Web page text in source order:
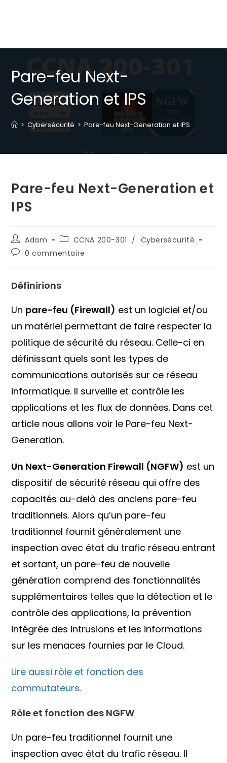
Pare-feu Next-
Generation et IPS
> Cybersécurité > Pare-feu Next-Generation et IPS
Pare-feu Next-Generation et
IPS
Auteur/autrice
de
la
Adam
Post
category:
CCNA 200-301 / Cybersécurité
Commentaires
publication :
0 commentaire
Définirions
Un pare-feu (Firewall) est un logiciel et/ou
un matériel permettant de faire respecter la
politique de sécurité du réseau. Celle-ci en
définissant quels sont les types de
communications autorisés sur ce réseau
informatique. Il surveille et contrôle les
applications et les flux de données. Dans cet
article nous allons voir le Pare-feu Next-
Generation.
Un Next-Generation Firewall (NGFW) est un
dispositif de sécurité réseau qui offre des
capacités au-delà des anciens pare-feu
traditionnels. Alors qu’un pare-feu
traditionnel fournit généralement une
inspection avec état du trafic réseau entrant
et sortant, un pare-feu de nouvelle
génération comprend des fonctionnalités
supplémentaires telles que la détection et le
contrôle des applications, la prévention
intégrée des intrusions et les informations
sur les menaces fournies par le Cloud.
Lire aussi rôle et fonction des
commutateurs.
Rôle et fonction des NGFW
Un pare-feu traditionnel fournit une
inspection avec état du trafic réseau. Il